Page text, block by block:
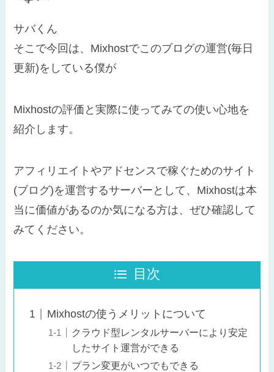
サバくん
そこで今回は、Mixhostでこのブログの運営(毎日
更新)をしている僕が
Mixhostの評価と実際に使ってみての使い心地を
紹介します。
アフィリエイトやアドセンスで稼ぐためのサイト
(ブログ)を運営するサーバーとして、Mixhostは本
当に価値があるのか気になる方は、ぜひ確認して
みてください。
目次
Mixhostの使うメリットについて
クラウド型レンタルサーバーにより安定
したサイト運営ができる
プラン変更がいつでもできる